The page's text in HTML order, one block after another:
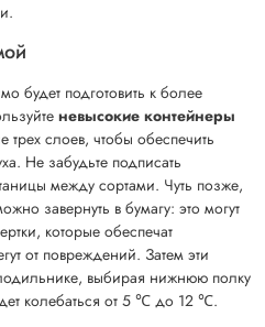
будет подготовить к более
невысокие контейнеры
слоев, чтобы обеспечить
Не забудьте подписать
между сортами. Чуть позже,
завернуть в бумагу: это могут
которые обеспечат
от повреждений. Затем эти
выбирая нижнюю полку
колебаться от 5 ℃ до 12 ℃.